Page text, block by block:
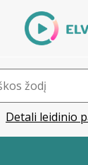
Detali leidinio